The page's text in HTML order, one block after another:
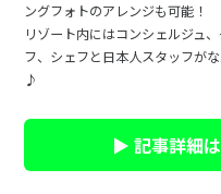
ングフォトのアレンジも可能！
リゾート内にはコンシェルジュ
フ、シェフと日本人スタッフが
♪
▶ 記事詳細